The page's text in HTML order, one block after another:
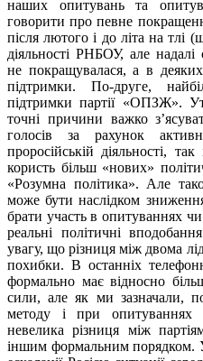
наших опитувань та
говорити про певне
після лютого і до літа на тлі
діяльності РНБОУ, але
не покращувалася, а в
підтримки. По-друге,
підтримки партії «ОПЗЖ».
точні причини важко
голосів за рахунок
проросійській діяльності,
користь більш «нових»
«Розумна політика». Але
може бути наслідком
брати участь в опитуваннях
реальні політичні
увагу, що різниця між двома
похибки. В останніх
формально має відносно
сили, але як ми зазначали,
методу і при опитуваннях
невелика різниця між
іншим формальним порядком.